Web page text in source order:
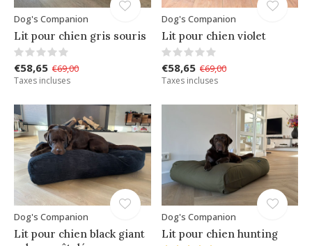
Dog's Companion
Lit pour chien gris souris
€58,65 €69,00
Taxes incluses
Dog's Companion
Lit pour chien violet
€58,65 €69,00
Taxes incluses
Dog's Companion
Lit pour chien black giant
Dog's Companion
Lit pour chien hunting